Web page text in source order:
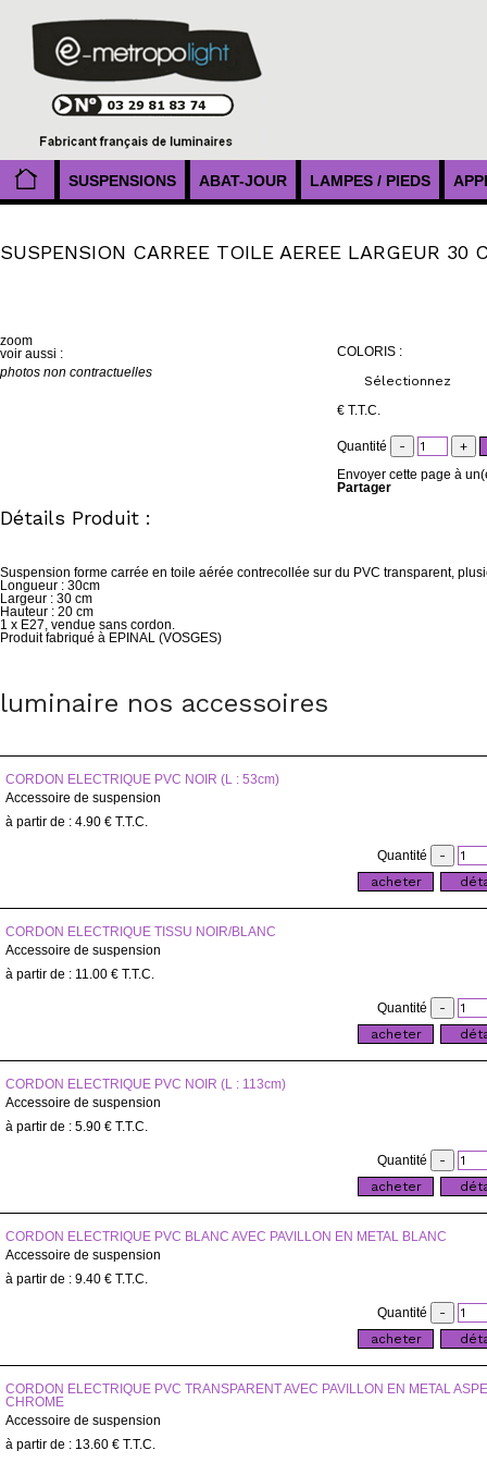
SUSPENSIONS ABAT-JOUR LAMPES / PIEDS
SUSPENSION CARREE TOILE AEREE LARGEUR
zoom
voir aussi :
photos non contractuelles
COLORIS :
€ T.T.C.
Quantité
Envoyer cette page à
Partager
Détails Produit :
Suspension forme carrée en toile aérée contrecollée sur du PVC transparent,
Longueur : 30cm
Largeur : 30 cm
Hauteur : 20 cm
1 x E27, vendue sans cordon.
Produit fabriqué à EPINAL (VOSGES)
luminaire nos accessoires
CORDON ELECTRIQUE PVC NOIR (L : 53cm)
Accessoire de suspension
4.90 € T.T.C.
Quantité
CORDON ELECTRIQUE TISSU NOIR/BLANC
Accessoire de suspension
11.00 € T.T.C.
Quantité
CORDON ELECTRIQUE PVC NOIR (L : 113cm)
Accessoire de suspension
5.90 € T.T.C.
Quantité
CORDON ELECTRIQUE PVC BLANC AVEC PAVILLON EN METAL BLANC
Accessoire de suspension
9.40 € T.T.C.
Quantité
CORDON ELECTRIQUE PVC TRANSPARENT AVEC PAVILLON EN METAL
CHROME
Accessoire de suspension
13.60 € T.T.C.